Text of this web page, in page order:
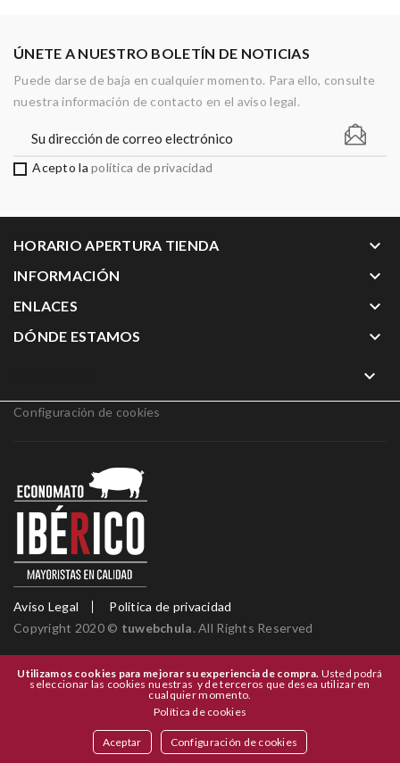
Utilizamos cookies para mejorar su experiencia de compra. Usted podrá
seleccionar las cookies nuestras y de terceros que desea utilizar en
cualquier momento.
Política de cookies
Aceptar Configuración de cookies
ÚNETE A NUESTRO BOLETÍN DE NOTICIAS
Puede darse de baja en cualquier momento. Para ello, consulte
nuestra información de contacto en el aviso legal.
Acepto lapolítica de privacidad
HORARIO APERTURA TIENDA keyboard_arrow_down
INFORMACIÓN keyboard_arrow_down
ENLACES keyboard_arrow_down
DÓNDE ESTAMOS keyboard_arrow_down

Configuración de cookies
Aviso Legal
Politica de privacidad
Copyright 2020 © tuwebchula. All Rights Reserved